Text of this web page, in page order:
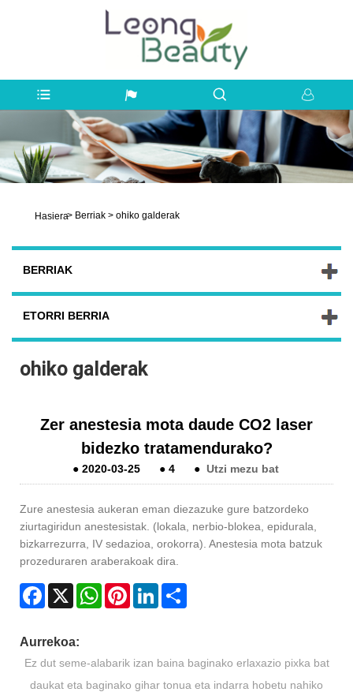
Hasiera> Berriak > ohiko galderak
BERRIAK
ETORRI BERRIA
ohiko galderak
Zer anestesia mota daude CO2 laser
bidezko tratamendurako?
●2020-03-25 ●4 ● Utzi mezu bat
Zure anestesia aukeran eman diezazuke gure batzordeko
ziurtagiridun anestesistak. (lokala, nerbio-blokea, epidurala,
bizkarrezurra, IV sedazioa, orokorra). Anestesia mota batzuk
prozeduraren araberakoak dira.
Facebook
X WhatsAppPinterestLinkedIn
Aurrekoa:
Ez dut seme-alabarik izan baina baginako erlaxazio pixka bat
daukat eta baginako gihar tonua eta indarra hobetu nahiko